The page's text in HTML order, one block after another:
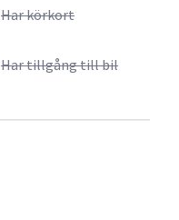
Har körkort
Har tillgång till bil